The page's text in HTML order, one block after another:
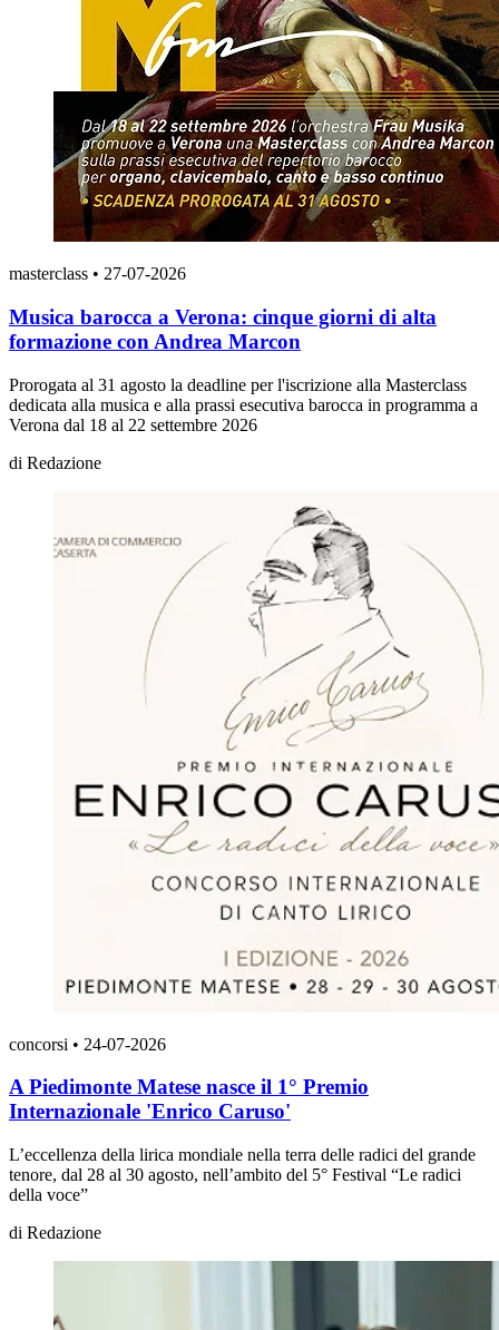
masterclass • 27-07-2026
Musica barocca a Verona: cinque giorni di alta
formazione con Andrea Marcon
Prorogata al 31 agosto la deadline per l'iscrizione alla Masterclass
dedicata alla musica e alla prassi esecutiva barocca in programma a
Verona dal 18 al 22 settembre 2026
di Redazione
concorsi • 24-07-2026
A Piedimonte Matese nasce il 1° Premio
Internazionale 'Enrico Caruso'
L’eccellenza della lirica mondiale nella terra delle radici del grande
tenore, dal 28 al 30 agosto, nell’ambito del 5° Festival “Le radici
della voce”
di Redazione